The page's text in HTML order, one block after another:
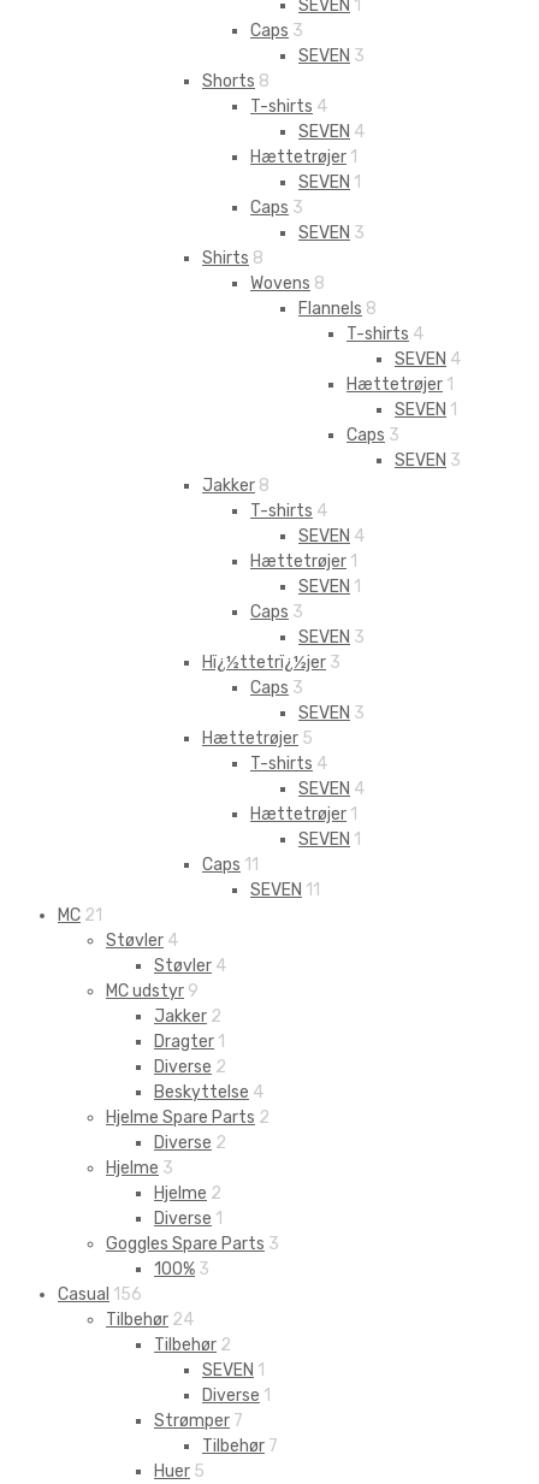
SEVEN 1
Caps 3
SEVEN 3
Shorts 8
T-shirts 4
SEVEN 4
Hættetrøjer 1
SEVEN 1
Caps 3
SEVEN 3
Shirts 8
Wovens 8
Flannels 8
T-shirts 4
SEVEN 4
Hættetrøjer 1
SEVEN 1
Caps 3
SEVEN 3
Jakker 8
T-shirts 4
SEVEN 4
Hættetrøjer 1
SEVEN 1
Caps 3
SEVEN 3
Hï¿½ttetrï¿½jer 3
Caps 3
SEVEN 3
Hættetrøjer 5
T-shirts 4
SEVEN 4
Hættetrøjer 1
SEVEN 1
Caps 11
SEVEN 11
MC 21
Støvler 4
Støvler 4
MC udstyr 9
Jakker 2
Dragter 1
Diverse 2
Beskyttelse 4
Hjelme Spare Parts 2
Diverse 2
Hjelme 3
Hjelme 2
Diverse 1
Goggles Spare Parts 3
100% 3
Casual 156
Tilbehør 24
Tilbehør 2
SEVEN 1
Diverse 1
Strømper 7
Tilbehør 7
Huer 5